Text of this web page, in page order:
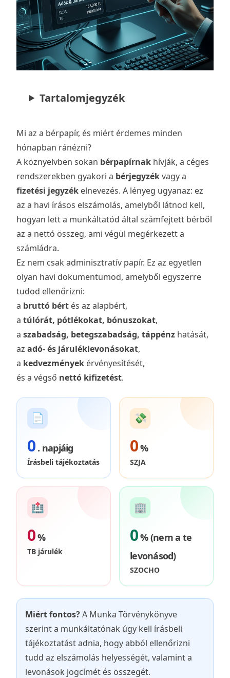
Tartalomjegyzék
Mi az a bérpapír, és miért érdemes minden
hónapban ránézni?
A köznyelvben sokan bérpapírnak hívják, a céges
rendszerekben gyakori a bérjegyzékvagy a
fizetési jegyzék elnevezés. A lényeg ugyanaz: ez
az a havi írásos elszámolás, amelyből látnod kell,
hogyan lett a munkáltatód által számfejtett bérből
az a nettó összeg, ami végül megérkezett a
számládra.
Ez nem csak adminisztratív papír. Ez az egyetlen
olyan havi dokumentumod, amelyből egyszerre
tudod ellenőrizni:
a bruttó bért és az alapbért,
a túlórát, pótlékokat, bónuszokat,
a szabadság, betegszabadság, táppénz hatását,
az adó- és járuléklevonásokat,
a kedvezmények érvényesítését,
és a végső nettó kifizetést.
📄
0 . napjáig
Írásbeli tájékoztatás
💸
0%
SZJA
🏥
0%
TB járulék
🏢
0% (nem a te
levonásod)
SZOCHO
Miért fontos?A Munka Törvénykönyve
szerint a munkáltatónak úgy kell írásbeli
tájékoztatást adnia, hogy abból ellenőrizni
tudd az elszámolás helyességét, valamint a
levonások jogcímét és összegét.